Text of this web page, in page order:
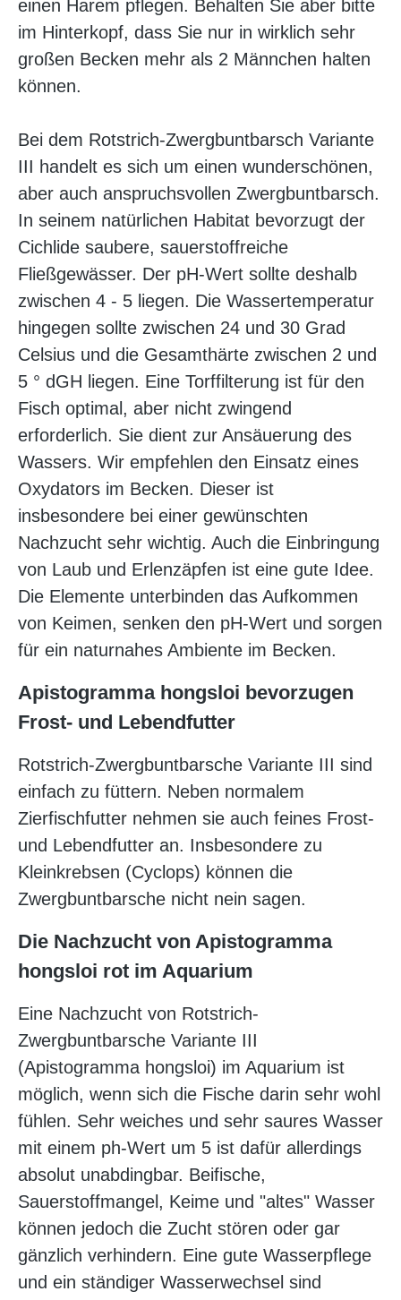
einen Harem pflegen. Behalten Sie aber bitte
im Hinterkopf, dass Sie nur in wirklich sehr
großen Becken mehr als 2 Männchen halten
können.
Bei dem Rotstrich-Zwergbuntbarsch Variante
III handelt es sich um einen wunderschönen,
aber auch anspruchsvollen Zwergbuntbarsch.
In seinem natürlichen Habitat bevorzugt der
Cichlide saubere, sauerstoffreiche
Fließgewässer. Der pH-Wert sollte deshalb
zwischen 4 - 5 liegen. Die Wassertemperatur
hingegen sollte zwischen 24 und 30 Grad
Celsius und die Gesamthärte zwischen 2 und
5 ° dGH liegen. Eine Torffilterung ist für den
Fisch optimal, aber nicht zwingend
erforderlich. Sie dient zur Ansäuerung des
Wassers. Wir empfehlen den Einsatz eines
Oxydators im Becken. Dieser ist
insbesondere bei einer gewünschten
Nachzucht sehr wichtig. Auch die Einbringung
von Laub und Erlenzäpfen ist eine gute Idee.
Die Elemente unterbinden das Aufkommen
von Keimen, senken den pH-Wert und sorgen
für ein naturnahes Ambiente im Becken.
Apistogramma hongsloi bevorzugen
Frost- und Lebendfutter
Rotstrich-Zwergbuntbarsche Variante III sind
einfach zu füttern. Neben normalem
Zierfischfutter nehmen sie auch feines Frost-
und Lebendfutter an. Insbesondere zu
Kleinkrebsen (Cyclops) können die
Zwergbuntbarsche nicht nein sagen.
Die Nachzucht von Apistogramma
hongsloi rot im Aquarium
Eine Nachzucht von Rotstrich-
Zwergbuntbarsche Variante III
(Apistogramma hongsloi) im Aquarium ist
möglich, wenn sich die Fische darin sehr wohl
fühlen. Sehr weiches und sehr saures Wasser
mit einem ph-Wert um 5 ist dafür allerdings
absolut unabdingbar. Beifische,
Sauerstoffmangel, Keime und "altes" Wasser
können jedoch die Zucht stören oder gar
gänzlich verhindern. Eine gute Wasserpflege
und ein ständiger Wasserwechsel sind